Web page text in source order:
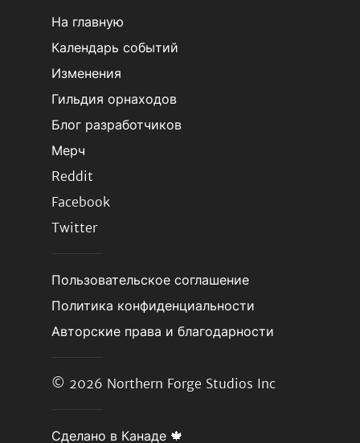
На главную
Календарь событий
Изменения
Гильдия орнаходов
Блог разработчиков
Мерч
Reddit
Facebook
Twitter
Пользовательское соглашение
Политика конфиденциальности
Авторские права и благодарности
© 2026 Northern Forge Studios Inc
Сделано в Канаде 🍁